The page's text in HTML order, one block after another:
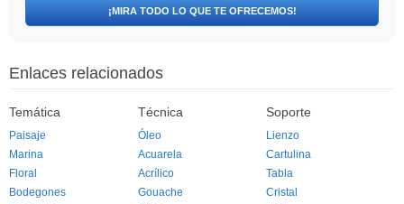
¡MIRA TODO LO QUE TE OFRECEMOS!
Enlaces relacionados
Temática
Paisaje
Marina
Floral
Bodegones
Técnica
Óleo
Acuarela
Acrílico
Gouache
Soporte
Lienzo
Cartulina
Tabla
Cristal